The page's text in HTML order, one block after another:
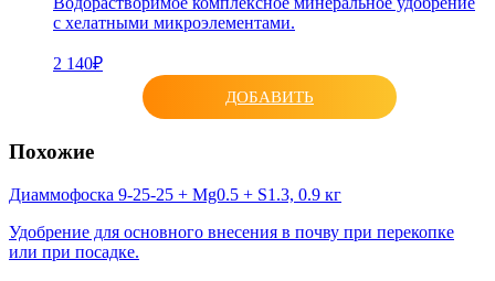
с хелатными микроэлементами.
2 140₽
ДОБАВИТЬ
Похожие
Диаммофоска 9-25-25 + Mg0.5 + S1.3, 0.9 кг
Удобрение для основного внесения в почву при перекопке
или при посадке.